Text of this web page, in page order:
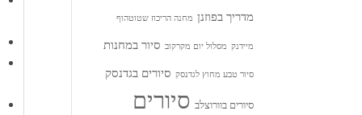
מדריך בפוזנן מחנה הריכוז שטוטהוף
מיידנק מסלול יום מקרקוב סיור במחנות
סיור טבע מחוץ לגדנסק סיורים בגדנסק
סיורים בוורוצלב סיורים